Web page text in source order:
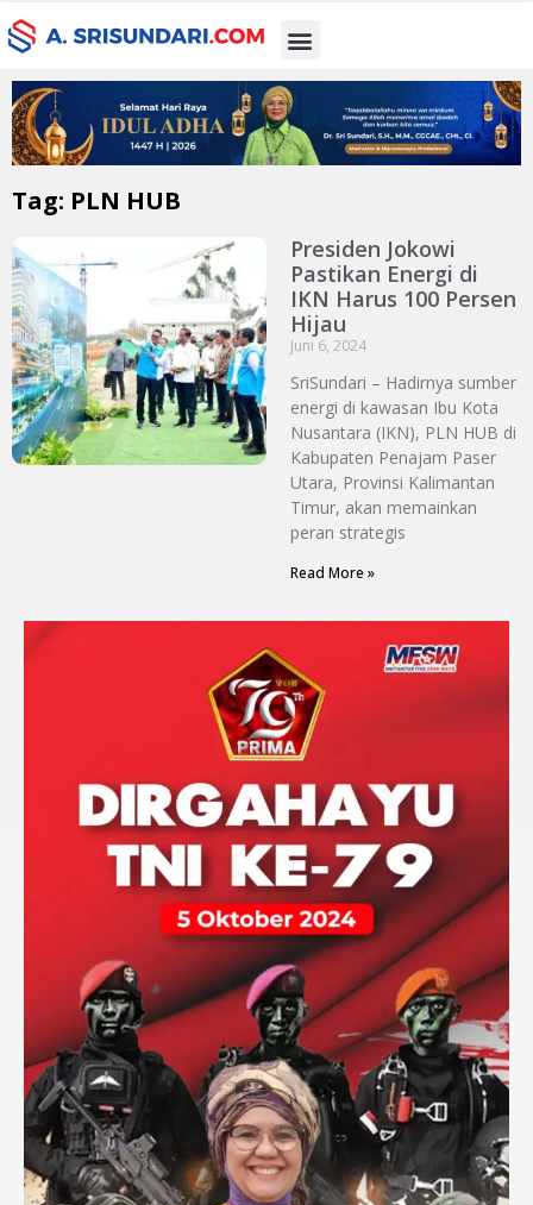
Tag: PLN HUB
Presiden Jokowi
Pastikan Energi di
IKN Harus 100 Persen
Hijau
Juni 6, 2024
SriSundari – Hadirnya sumber
energi di kawasan Ibu Kota
Nusantara (IKN), PLN HUB di
Kabupaten Penajam Paser
Utara, Provinsi Kalimantan
Timur, akan memainkan
peran strategis
Read More »